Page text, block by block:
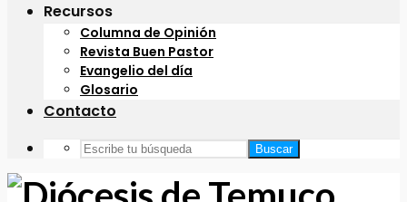
Recursos
Columna de Opinión
Revista Buen Pastor
Evangelio del día
Glosario
Contacto
Buscar